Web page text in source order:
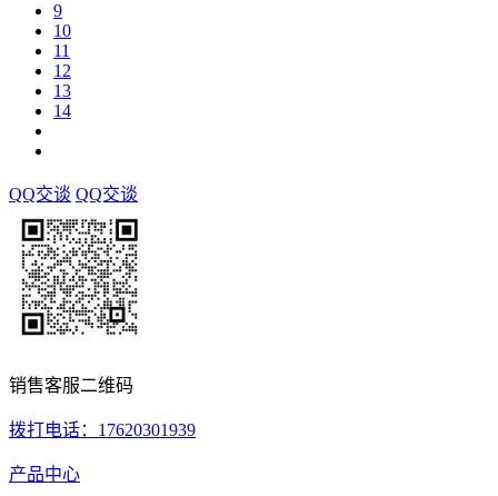
9
10
11
12
13
14
QQ交谈 QQ交谈
销售客服二维码
拨打电话：17620301939
产品中心